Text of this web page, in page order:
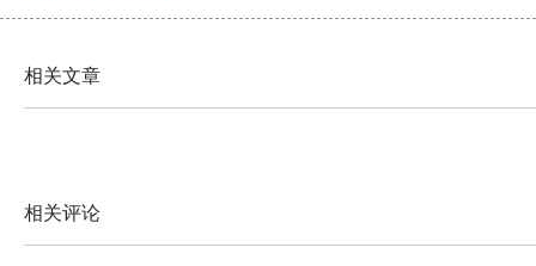
相关文章
相关评论